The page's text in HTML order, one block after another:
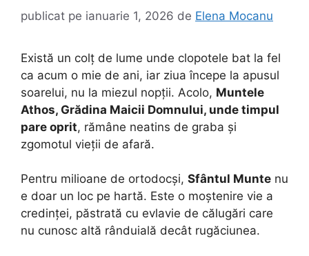
publicat pe ianuarie 1, 2026 de Elena Mocanu
Există un colț de lume unde clopotele bat la fel
ca acum o mie de ani, iar ziua începe la apusul
soarelui, nu la miezul nopții. Acolo, Muntele
Athos, Grădina Maicii Domnului, unde timpul
pare oprit, rămâne neatins de graba și
zgomotul vieții de afară.
Pentru milioane de ortodocși, Sfântul Munte nu
e doar un loc pe hartă. Este o moștenire vie a
credinței, păstrată cu evlavie de călugări care
nu cunosc altă rânduială decât rugăciunea.